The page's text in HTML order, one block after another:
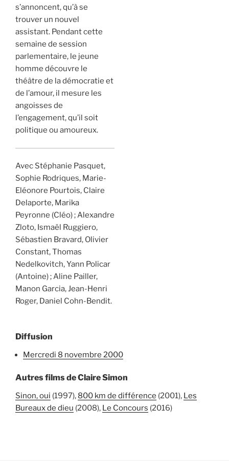
s’annoncent, qu’à se
trouver un nouvel
assistant. Pendant cette
semaine de session
parlementaire, le jeune
homme découvre le
théâtre de la démocratie et
de l’amour, il mesure les
angoisses de
l’engagement, qu’il soit
politique ou amoureux.
Avec Stéphanie Pasquet,
Sophie Rodriques, Marie-
Eléonore Pourtois, Claire
Delaporte, Marika
Peyronne (Cléo) ; Alexandre
Zloto, Ismaël Ruggiero,
Sébastien Bravard, Olivier
Constant, Thomas
Nedelkovitch, Yann Policar
(Antoine) ; Aline Pailler,
Manon Garcia, Jean-Henri
Roger, Daniel Cohn-Bendit.
Diffusion
mercredi 8 novembre 2000
Autres films de Claire Simon
Sinon, oui (1997), 800 km de différence (2001), Les
Bureaux de dieu (2008), Le Concours (2016)